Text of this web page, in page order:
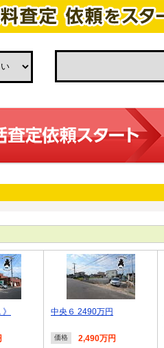
中央６ 2490万円
価格 2,490万円